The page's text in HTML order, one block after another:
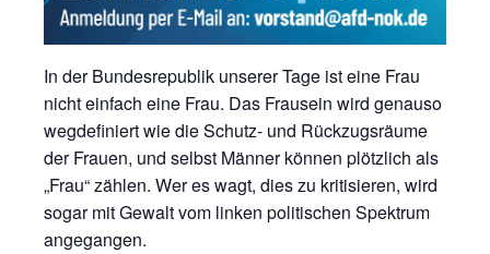
In der Bundesrepublik unserer Tage ist eine Frau
nicht einfach eine Frau. Das Frausein wird genauso
wegdefiniert wie die Schutz- und Rückzugsräume
der Frauen, und selbst Männer können plötzlich als
„Frau“ zählen. Wer es wagt, dies zu kritisieren, wird
sogar mit Gewalt vom linken politischen Spektrum
angegangen.